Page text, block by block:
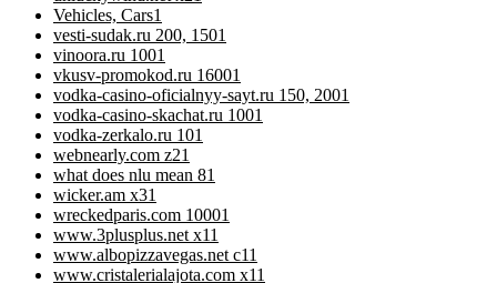
Vehicles, Cars1
vesti-sudak.ru 200, 1501
vinoora.ru 1001
vkusv-promokod.ru 16001
vodka-casino-oficialnyy-sayt.ru 150, 2001
vodka-casino-skachat.ru 1001
vodka-zerkalo.ru 101
webnearly.com z21
what does nlu mean 81
wicker.am x31
wreckedparis.com 10001
www.3plusplus.net x11
www.albopizzavegas.net c11
www.cristalerialajota.com x11